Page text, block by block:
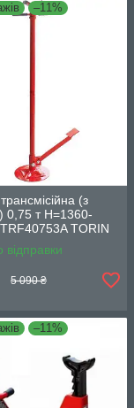
–11%
(з
0,75 т Н=1360-
TORIN
відправки
5 090 ₴
–11%